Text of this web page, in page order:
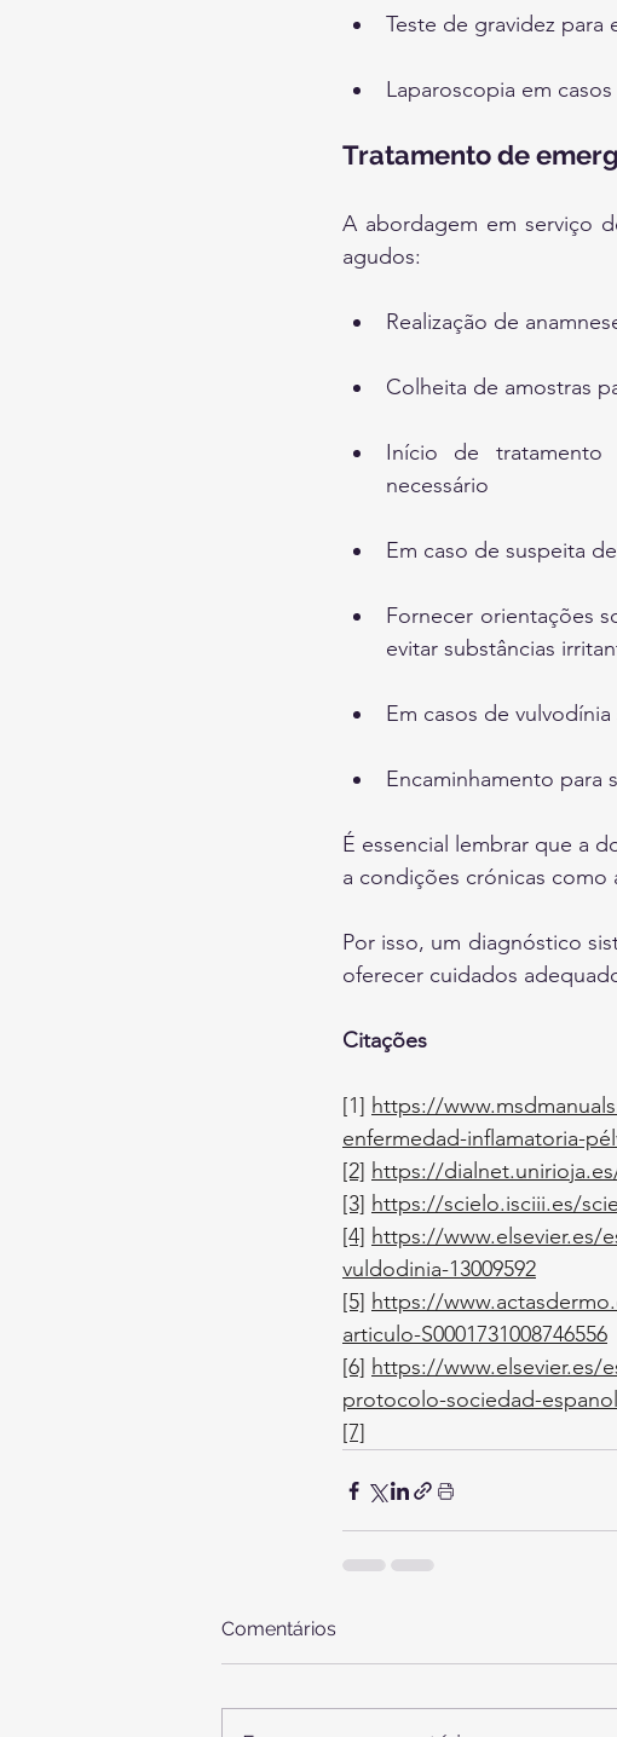
Teste de gravidez para
Laparoscopia em
Tratamento de
A abordagem em serviço
agudos:
Realização de
Colheita de amostras
Início de tratamento
necessário
Em caso de suspeita
Fornecer orientações
evitar substâncias
Em casos de
Encaminhamento para
É essencial lembrar que a
a condições crónicas como
Por isso, um diagnóstico
oferecer cuidados
Citações
[1] https://
enfermedad-inflamatoria-
[2] https://
[3] https://scielo.isciii.es/
[4] https://www.elsevier.es/
vuldodinia-13009592
[5] https://
articulo-S0001731008746556
[6] https://www.elsevier.es/
protocolo-sociedad-
[7]
Comentários